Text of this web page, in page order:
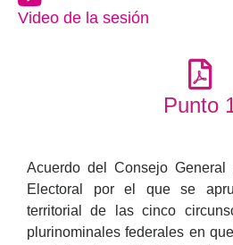
Video de la sesión
Punto
Acuerdo del Consejo General
Electoral por el que se
territorial de las cinco
plurinominales federales en